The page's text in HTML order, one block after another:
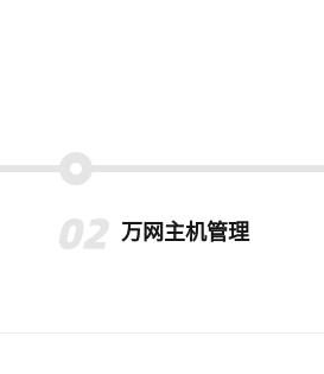
万网主机管理